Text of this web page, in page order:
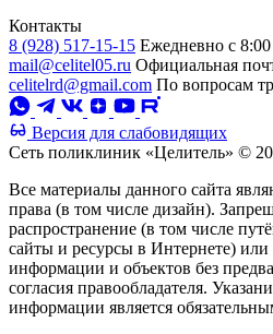
Контакты
8 (928) 517-15-15 Ежедневно с
mail@celitel05.ru Официальная
celitelrd@gmail.com По вопросам
Версия для слабовидящих
Сеть поликлиник «Целитель» ©
Все материалы данного сайта
права (в том числе дизайн).
распространение (в том числе
сайты и ресурсы в Интернете)
информации и объектов без
согласия правообладателя.
информации является